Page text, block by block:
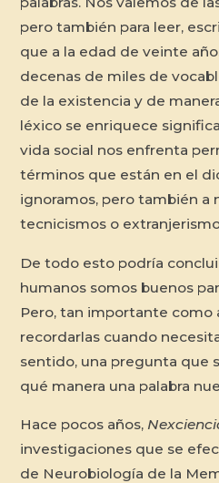
pero también para leer,
que a la edad de veinte
decenas de miles de
de la existencia y de
léxico se enriquece
vida social nos enfrenta
términos que están en el
ignoramos, pero también a
tecnicismos o
De todo esto podría
humanos somos buenos
Pero, tan importante como
recordarlas cuando
sentido, una pregunta que
qué manera una palabra
Hace pocos años,
investigaciones que se
de Neurobiología de la